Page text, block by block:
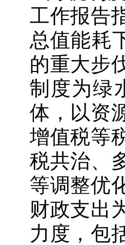
工作报告
总值能耗
的重大步
制度为绿
体，以资
增值税等
税共治、
等调整优
财政支出
力度，包